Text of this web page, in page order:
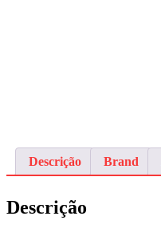
Descrição
Brand
Descrição